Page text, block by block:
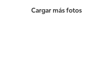
Cargar más fotos